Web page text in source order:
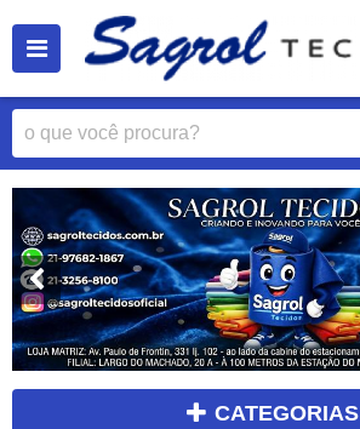
CATEGORIAS